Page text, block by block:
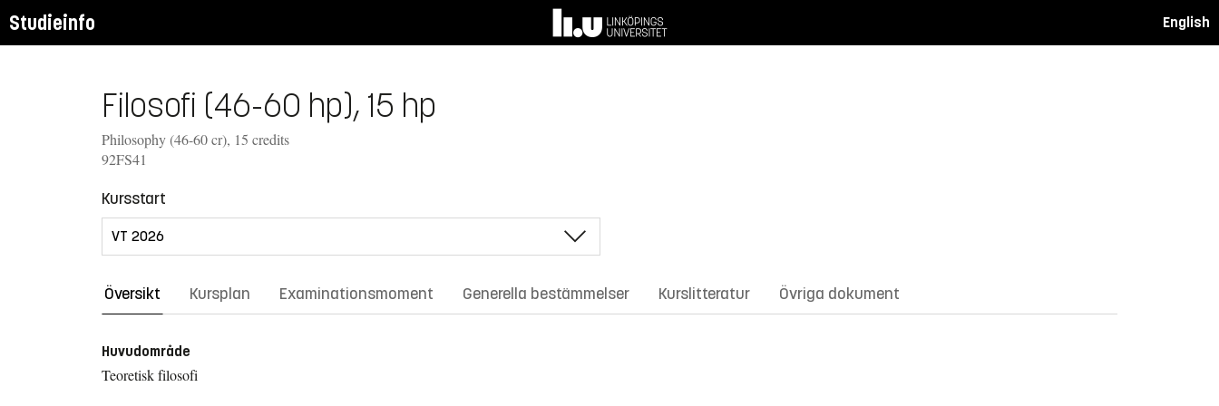
Studieinfo English
Filosofi (46-60 hp), 15 hp
Philosophy (46-60 cr), 15 credits
92FS41
Kursstart
Översikt Kursplan Examinationsmoment Generella bestämmelser Kurslitteratur Övriga dokument
Huvudområde
Teoretisk filosofi